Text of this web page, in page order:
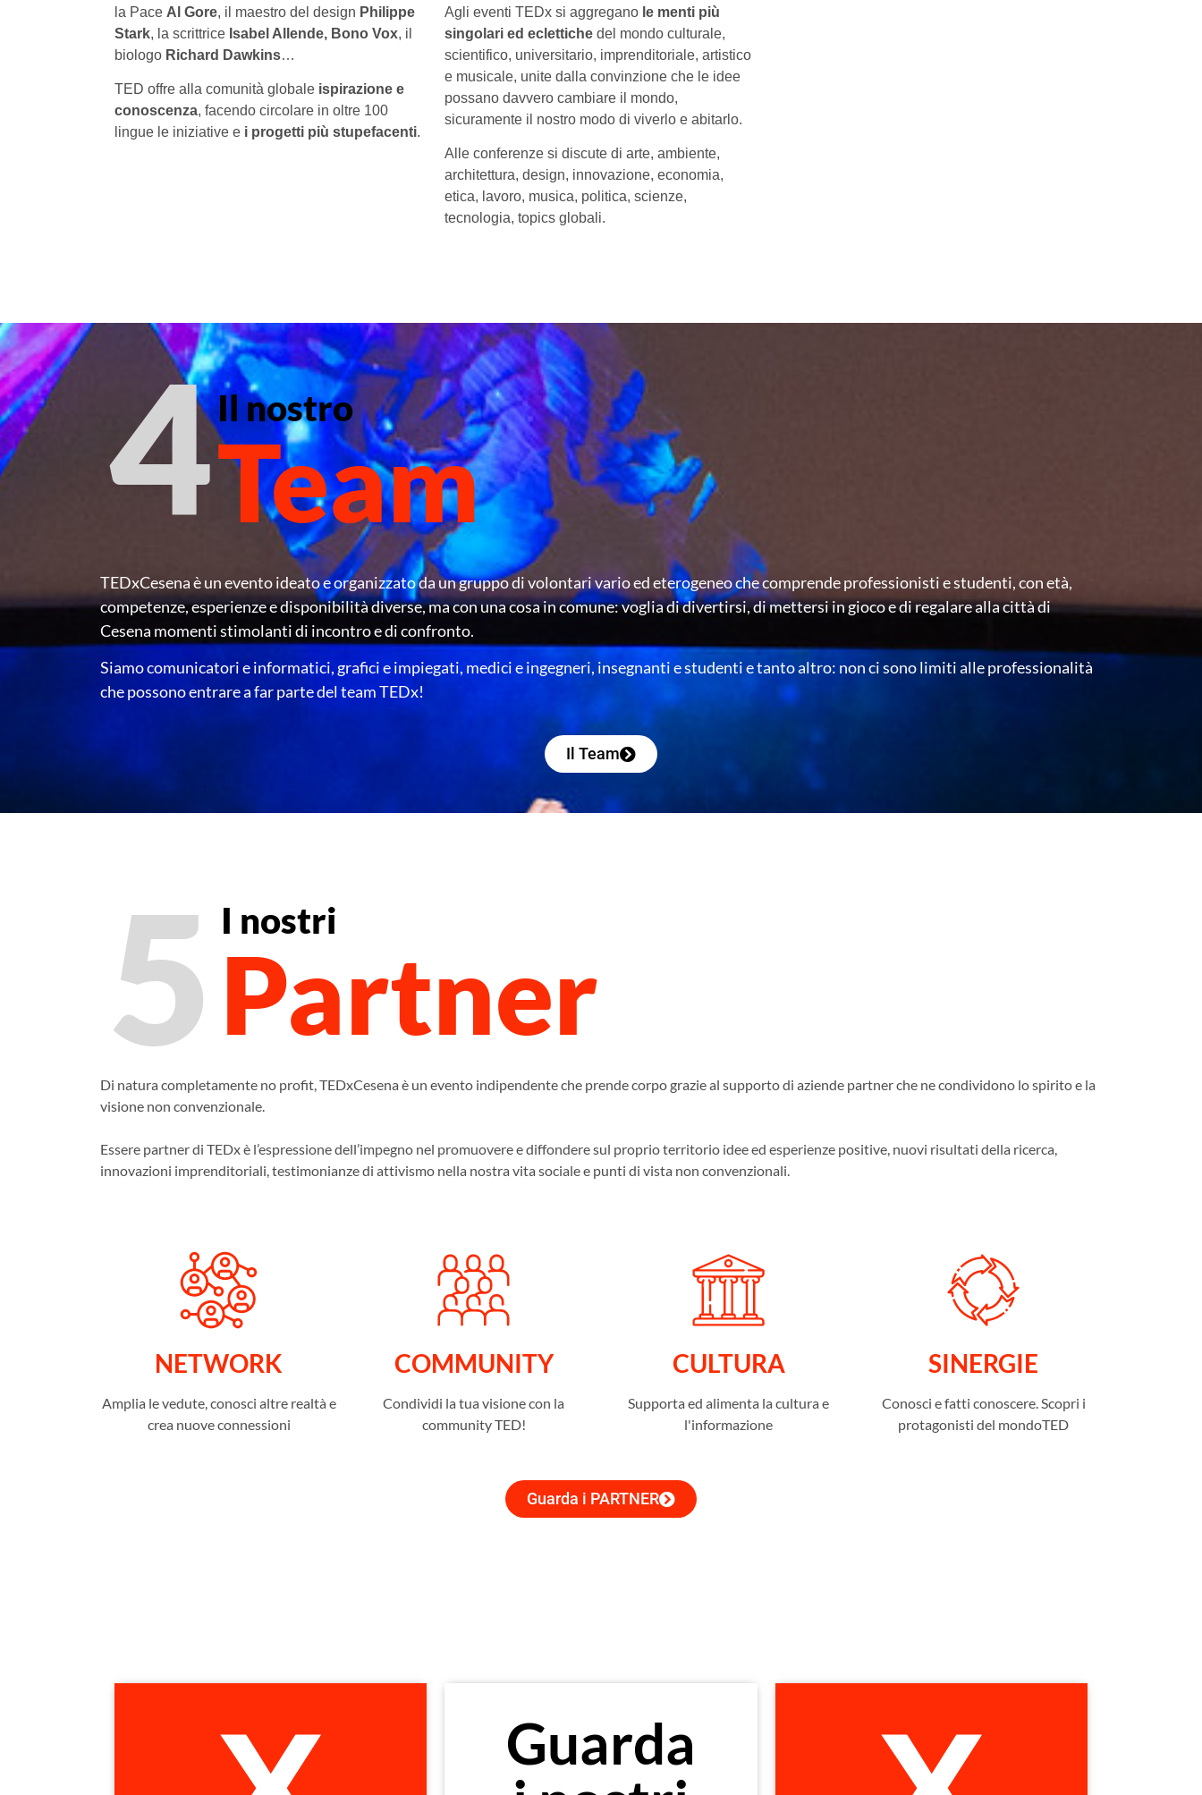
la Pace Al Gore, il maestro del design Philippe
Stark, la scrittrice Isabel Allende, Bono Vox, il
biologo Richard Dawkins…
TED offre alla comunità globale ispirazione e
conoscenza, facendo circolare in oltre 100
lingue le iniziative e i progetti più stupefacenti.
Agli eventi TEDx si aggregano le menti più
singolari ed eclettiche del mondo culturale,
scientifico, universitario, imprenditoriale, artistico
e musicale, unite dalla convinzione che le idee
possano davvero cambiare il mondo,
sicuramente il nostro modo di viverlo e abitarlo.
Alle conferenze si discute di arte, ambiente,
architettura, design, innovazione, economia,
etica, lavoro, musica, politica, scienze,
tecnologia, topics globali.
4Il nostro
Team
TEDxCesena è un evento ideato e organizzato da un gruppo di volontari vario ed eterogeneo che comprende professionisti e studenti, con età,
competenze, esperienze e disponibilità diverse, ma con una cosa in comune: voglia di divertirsi, di mettersi in gioco e di regalare alla città di
Cesena momenti stimolanti di incontro e di confronto.
Siamo comunicatori e informatici, grafici e impiegati, medici e ingegneri, insegnanti e studenti e tanto altro: non ci sono limiti alle professionalità
che possono entrare a far parte del team TEDx!
Il Team
5 I nostri
Partner
Di natura completamente no profit, TEDxCesena è un evento indipendente che prende corpo grazie al supporto di aziende partner che ne condividono lo spirito e la
visione non convenzionale.
Essere partner di TEDx è l’espressione dell’impegno nel promuovere e diffondere sul proprio territorio idee ed esperienze positive, nuovi risultati della ricerca,
innovazioni imprenditoriali, testimonianze di attivismo nella nostra vita sociale e punti di vista non convenzionali.
NETWORK
Amplia le vedute, conosci altre realtà e
crea nuove connessioni
COMMUNITY
Condividi la tua visione con la
community TED!
CULTURA
Supporta ed alimenta la cultura e
l'informazione
SINERGIE
Conosci e fatti conoscere. Scopri i
protagonisti del mondoTED
Guarda i PARTNER
Scopri
Guarda
Scopri Scopri